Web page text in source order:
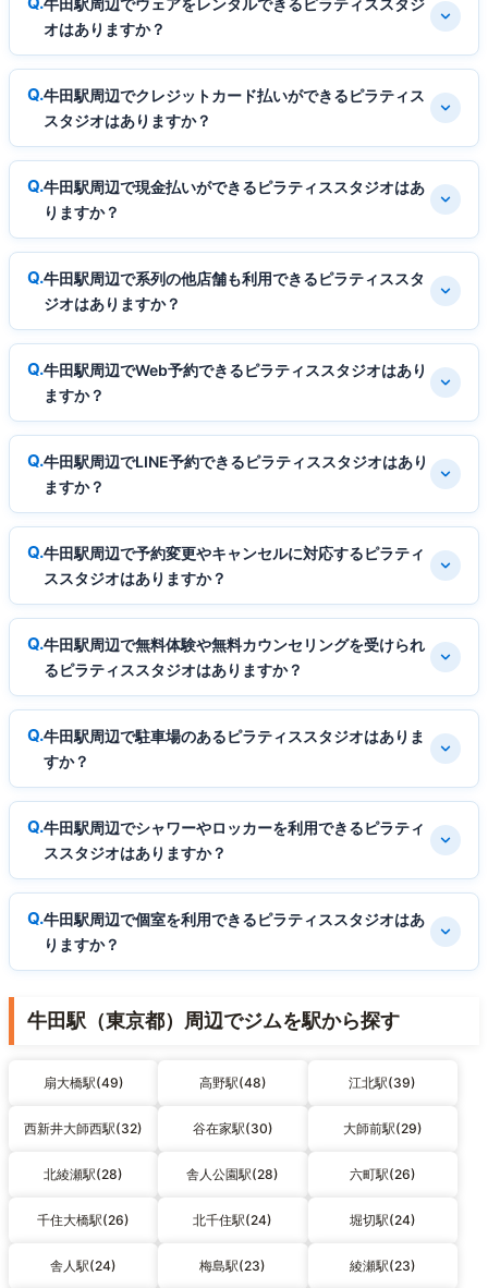
牛田駅周辺でウェアをレンタルできるピラティススタジ
オはありますか？
牛田駅周辺でクレジットカード払いができるピラティス
スタジオはありますか？
牛田駅周辺で現金払いができるピラティススタジオはあ
りますか？
牛田駅周辺で系列の他店舗も利用できるピラティススタ
ジオはありますか？
牛田駅周辺でWeb予約できるピラティススタジオはあり
ますか？
牛田駅周辺でLINE予約できるピラティススタジオはあり
ますか？
牛田駅周辺で予約変更やキャンセルに対応するピラティ
ススタジオはありますか？
牛田駅周辺で無料体験や無料カウンセリングを受けられ
るピラティススタジオはありますか？
牛田駅周辺で駐車場のあるピラティススタジオはありま
すか？
牛田駅周辺でシャワーやロッカーを利用できるピラティ
ススタジオはありますか？
牛田駅周辺で個室を利用できるピラティススタジオはあ
りますか？
牛田駅（東京都）周辺でジムを駅から探す
扇大橋駅(49) 高野駅(48) 江北駅(39)
西新井大師西駅(32) 谷在家駅(30) 大師前駅(29)
北綾瀬駅(28) 舎人公園駅(28) 六町駅(26)
千住大橋駅(26) 北千住駅(24) 堀切駅(24)
舎人駅(24) 梅島駅(23) 綾瀬駅(23)